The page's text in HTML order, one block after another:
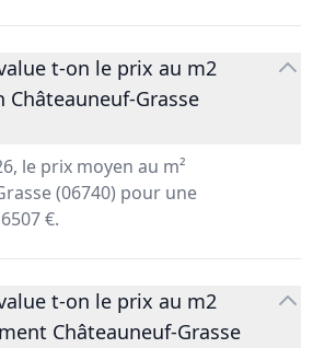
t-on le prix au m2
Châteauneuf-Grasse
le prix moyen au m²
(06740) pour une
€.
t-on le prix au m2
Châteauneuf-Grasse